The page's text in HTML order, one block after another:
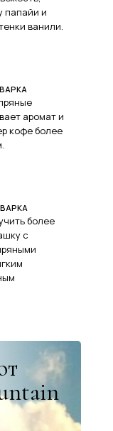
папайи и
ванили.
аромат и
кофе более
более
с